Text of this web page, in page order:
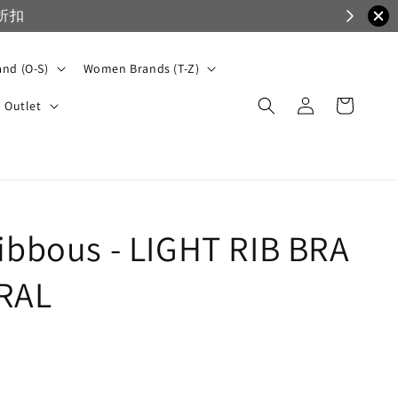
(O-S) Women Brands (T-Z)
Outlet
- LIGHT RIB BRA